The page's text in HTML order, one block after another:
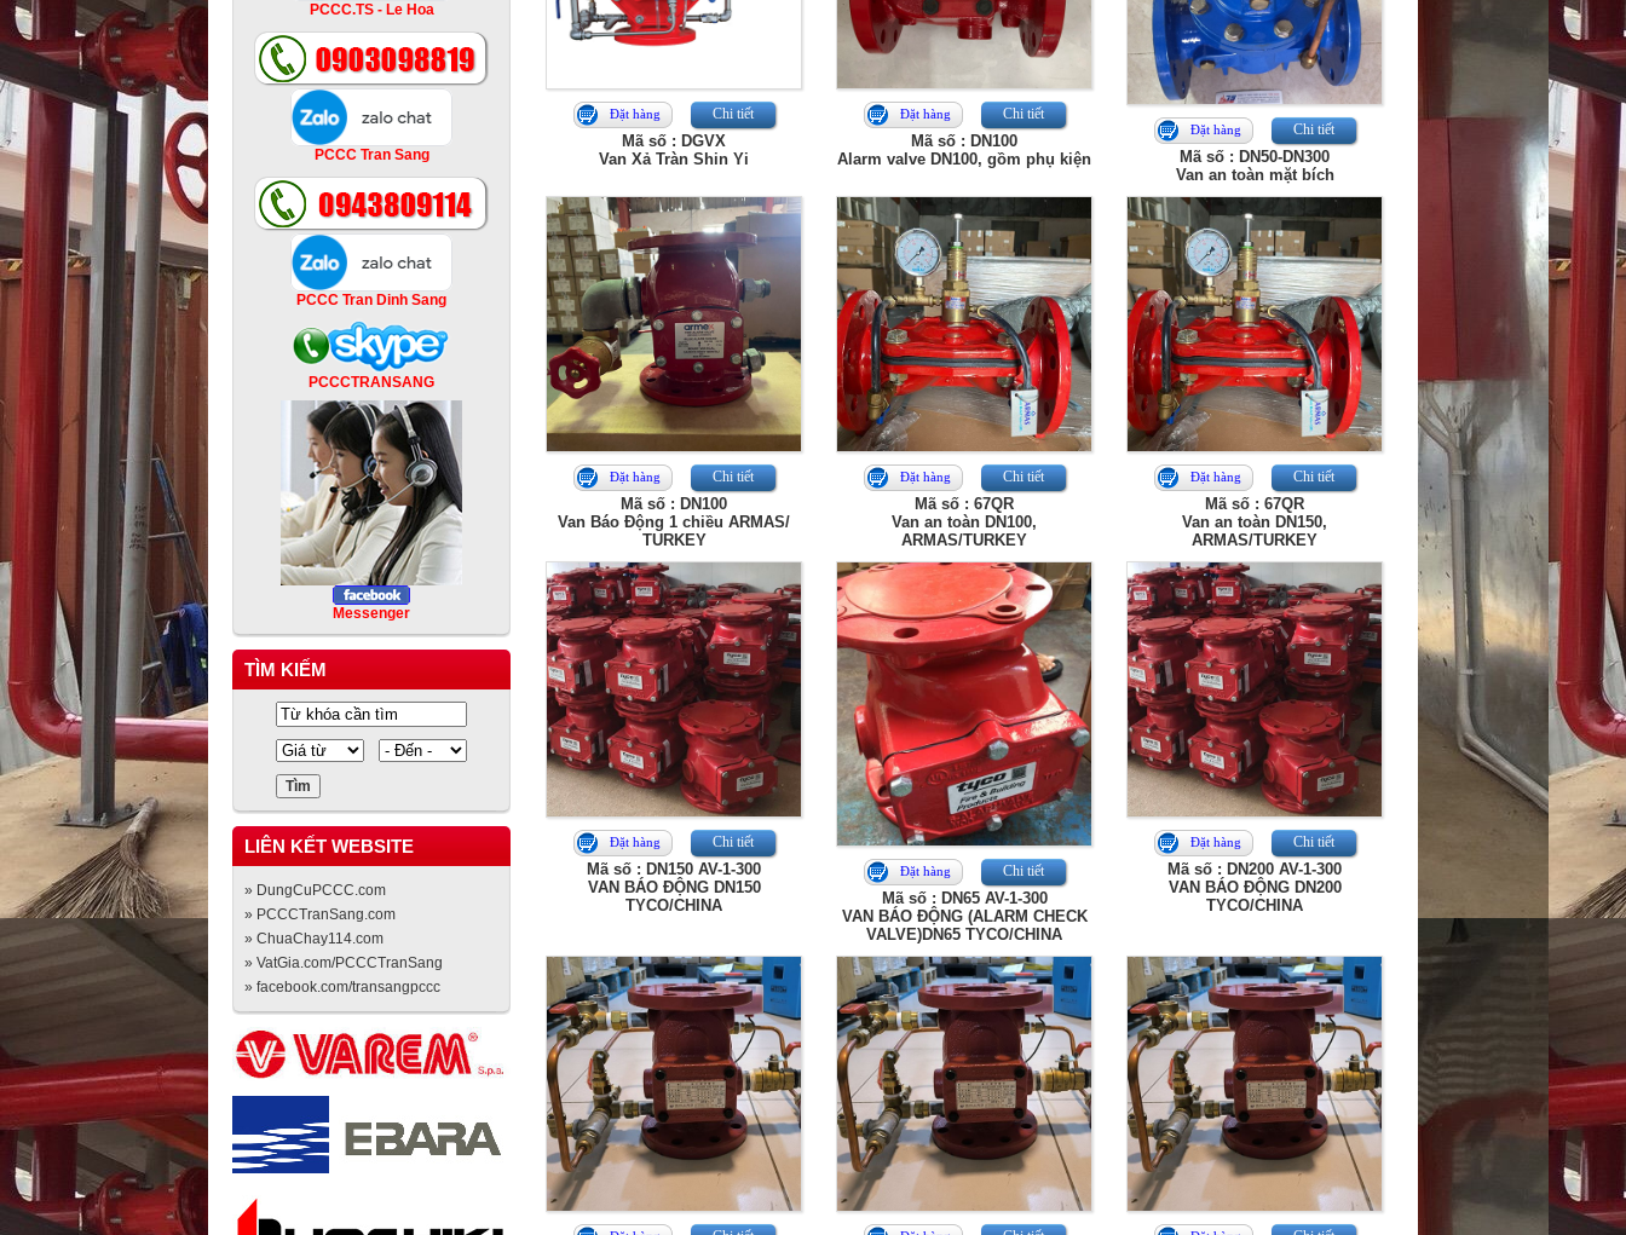
PCCC.TS - Le Hoa
PCCC Tran Sang
PCCC Tran Dinh Sang
PCCCTRANSANG
Messenger
TÌM KIẾM
LIÊN KẾT WEBSITE
» DungCuPCCC.com
» PCCCTranSang.com
» ChuaChay114.com
» VatGia.com/PCCCTranSang
» facebook.com/transangpccc
Đặt hàng Chi tiết
Mã số : DGVX
Van Xả Tràn Shin Yi
Đặt hàng Chi tiết
Mã số : DN100
Alarm valve DN100, gồm phụ kiện
Đặt hàng Chi tiết
Mã số : DN50-DN300
Van an toàn mặt bích
Đặt hàng Chi tiết
Mã số : DN100
Van Báo Động 1 chiều ARMAS/
TURKEY
Đặt hàng Chi tiết
Mã số : 67QR
Van an toàn DN100,
ARMAS/TURKEY
Đặt hàng Chi tiết
Mã số : 67QR
Van an toàn DN150,
ARMAS/TURKEY
Đặt hàng Chi tiết
Mã số : DN150 AV-1-300
VAN BÁO ĐỘNG DN150
TYCO/CHINA
Đặt hàng Chi tiết
Mã số : DN65 AV-1-300
VAN BÁO ĐỘNG (ALARM CHECK
VALVE)DN65 TYCO/CHINA
Đặt hàng Chi tiết
Mã số : DN200 AV-1-300
VAN BÁO ĐỘNG DN200
TYCO/CHINA